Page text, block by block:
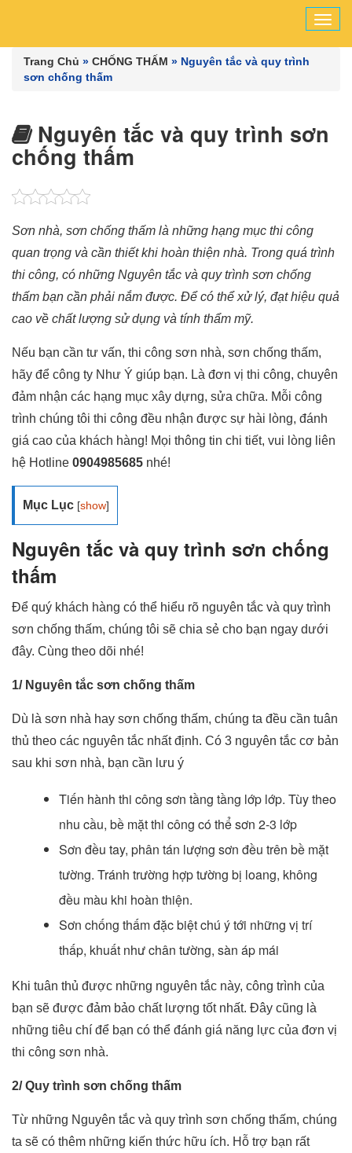
Trang Chủ » CHỐNG THẤM » Nguyên tắc và quy trình
sơn chống thấm
Nguyên tắc và quy trình sơn
chống thấm
Sơn nhà, sơn chống thấm là những hạng mục thi công
quan trọng và cần thiết khi hoàn thiện nhà. Trong quá trình
thi công, có những Nguyên tắc và quy trình sơn chống
thấm bạn cần phải nắm được. Để có thể xử lý, đạt hiệu quả
cao về chất lượng sử dụng và tính thẩm mỹ.
Nếu bạn cần tư vấn, thi công sơn nhà, sơn chống thấm,
hãy để công ty Như Ý giúp bạn. Là đơn vị thi công, chuyên
đảm nhận các hạng mục xây dựng, sửa chữa. Mỗi công
trình chúng tôi thi công đều nhận được sự hài lòng, đánh
giá cao của khách hàng! Mọi thông tin chi tiết, vui lòng liên
hệ Hotline 0904985685 nhé!
Mục Lục [show]
Nguyên tắc và quy trình sơn chống
thấm
Để quý khách hàng có thể hiểu rõ nguyên tắc và quy trình
sơn chống thấm, chúng tôi sẽ chia sẻ cho bạn ngay dưới
đây. Cùng theo dõi nhé!
1/ Nguyên tắc sơn chống thấm
Dù là sơn nhà hay sơn chống thấm, chúng ta đều cần tuân
thủ theo các nguyên tắc nhất định. Có 3 nguyên tắc cơ bản
sau khi sơn nhà, bạn cần lưu ý
Tiến hành thi công sơn tầng tầng lớp lớp. Tùy theo
nhu cầu, bề mặt thi công có thể sơn 2-3 lớp
Sơn đều tay, phân tán lượng sơn đều trên bề mặt
tường. Tránh trường hợp tường bị loang, không
đều màu khi hoàn thiện.
Sơn chống thấm đặc biệt chú ý tới những vị trí
thấp, khuất như chân tường, sàn áp mái
Khi tuân thủ được những nguyên tắc này, công trình của
bạn sẽ được đảm bảo chất lượng tốt nhất. Đây cũng là
những tiêu chí để bạn có thể đánh giá năng lực của đơn vị
thi công sơn nhà.
2/ Quy trình sơn chống thấm
Từ những Nguyên tắc và quy trình sơn chống thấm, chúng
ta sẽ có thêm những kiến thức hữu ích. Hỗ trợ bạn rất